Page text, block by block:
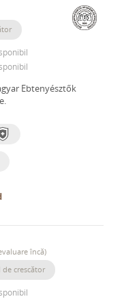
Ebtenyésztők
încă)
de crescător